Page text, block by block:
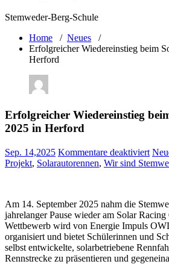
Stemweder-Berg-Schule
Home / Neues /
Erfolgreicher Wiedereinstieg beim
Herford
Erfolgreicher Wiedereinstieg
2025 in Herford
Sep. 14,2025 Kommentare deaktiviertfür
Cup
2025
in
Projekt, Solarautorennen, Wir sind
Am 14. September 2025 nahm die
jahrelanger Pause wieder am Solar
Wettbewerb wird von Energie Impuls
organisiert und bietet Schülerinnen und
selbst entwickelte, solarbetriebene
Rennstrecke zu präsentieren und